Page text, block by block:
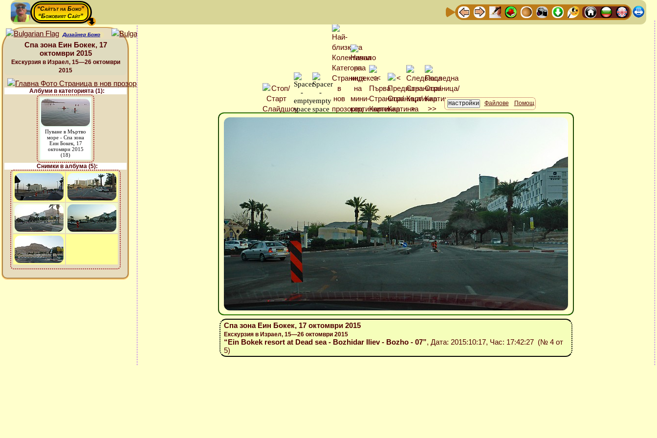
“Сайтът на Божо”
“Божовият Сайт”
Дизайнер Божо
Спа зона Еин Бокек, 17
октомври 2015
Екскурзия в Израел, 15—26 октомври
2015
Албуми в категорията (1):
Пуване в Мъртво
море - Спа зона
Еин Бокек, 17
октомври 2015
(18)
Снимки в албума (5):
Файлове Помощ
Спа зона Еин Бокек, 17 октомври 2015
Екскурзия в Израел, 15—26 октомври 2015
“Ein Bokek resort at Dead sea - Bozhidar Iliev - Bozho - 07”, Дата: 2015:10:17, Час: 17:42:27 (№ 4 от
5)